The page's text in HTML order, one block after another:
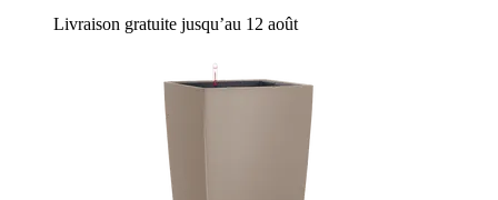
Livraison gratuite jusqu’au 12 août